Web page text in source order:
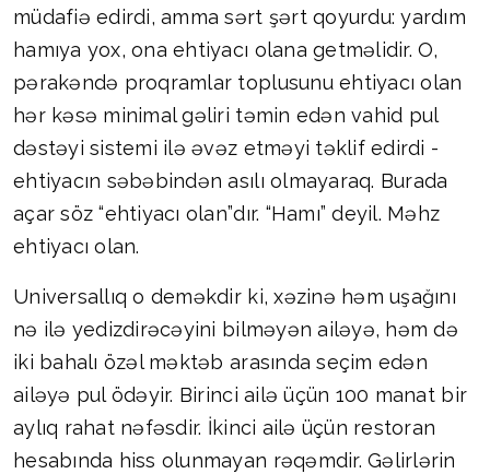
müdafiə edirdi, amma sərt şərt qoyurdu: yardım
hamıya yox, ona ehtiyacı olana getməlidir. O,
pərakəndə proqramlar toplusunu ehtiyacı olan
hər kəsə minimal gəliri təmin edən vahid pul
dəstəyi sistemi ilə əvəz etməyi təklif edirdi -
ehtiyacın səbəbindən asılı olmayaraq. Burada
açar söz “ehtiyacı olan”dır. “Hamı” deyil. Məhz
ehtiyacı olan.
Universallıq o deməkdir ki, xəzinə həm uşağını
nə ilə yedizdirəcəyini bilməyən ailəyə, həm də
iki bahalı özəl məktəb arasında seçim edən
ailəyə pul ödəyir. Birinci ailə üçün 100 manat bir
aylıq rahat nəfəsdir. İkinci ailə üçün restoran
hesabında hiss olunmayan rəqəmdir. Gəlirlərin